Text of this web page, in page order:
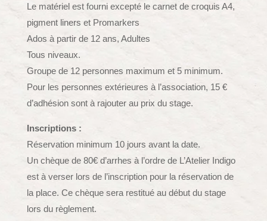
Le matériel est fourni excepté le carnet de croquis A4,
pigment liners et Promarkers
Ados à partir de 12 ans, Adultes
Tous niveaux.
Groupe de 12 personnes maximum et 5 minimum.
Pour les personnes extérieures à l’association, 15 €
d’adhésion sont à rajouter au prix du stage.
Inscriptions :
Réservation minimum 10 jours avant la date.
Un chèque de 80€ d’arrhes à l’ordre de L’Atelier Indigo
est à verser lors de l’inscription pour la réservation de
la place. Ce chèque sera restitué au début du stage
lors du règlement.